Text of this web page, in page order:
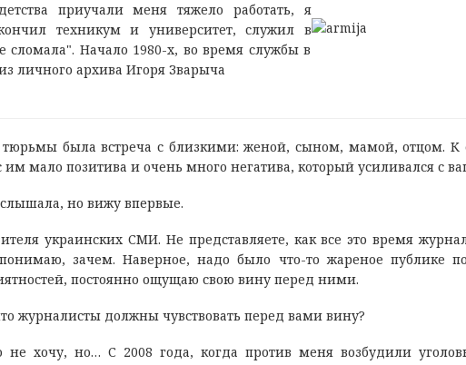
приучали меня тяжело работать, я
техникум и университет, служил в
Начало 1980-х, во время службы в
личного архива Игоря Зварыча
была встреча с близкими: женой, сыном, мамой, отцом. К
мало позитива и очень много негатива, который усиливался с
но вижу впервые.
украинских СМИ. Не представляете, как все это время
зачем. Наверное, надо было что-то жареное публике
постоянно ощущаю свою вину перед ними.
журналисты должны чувствовать перед вами вину?
не хочу, но… С 2008 года, когда против меня возбудили